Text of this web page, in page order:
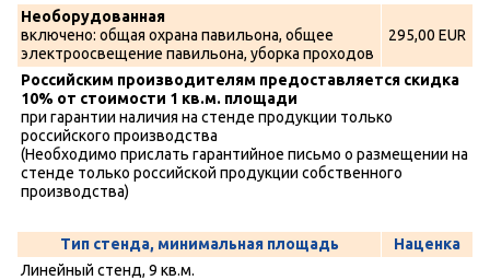
Необорудованная
включено: общая охрана павильона, общее
электроосвещение павильона, уборка проходов
295,00 EUR
Российским производителям предоставляется скидка
10% от стоимости 1 кв.м. площади
при гарантии наличия на стенде продукции только
российского производства
(Необходимо прислать гарантийное письмо о размещении на
стенде только российской продукции собственного
производства)
Тип стенда, минимальная площадь
Наценка
Линейный стенд, 9 кв.м.